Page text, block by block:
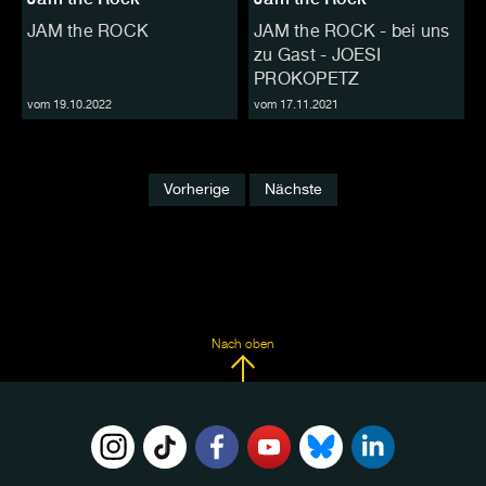
JAM the ROCK
vom 19.10.2022
JAM the ROCK - bei uns
zu Gast - JOESI
PROKOPETZ
vom 17.11.2021
Vorherige Nächste
Nach oben